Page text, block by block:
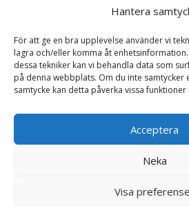
Hantera
För att ge en bra upplevelse använder vi
lagra och/eller komma åt
dessa tekniker kan vi behandla data som
på denna webbplats. Om du inte
samtycke kan detta påverka vissa funktioner
Acceptera
Neka
Visa
Välkommen - dörrmatta i kokos
11 Views199kr
Seventy beige - plastmatta
11 Views375kr
Powered by WordPress, Themei-craftby